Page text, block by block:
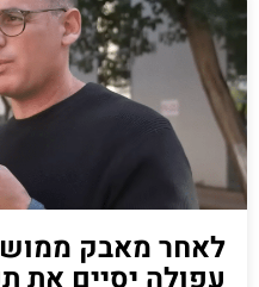
לאחר מאבק